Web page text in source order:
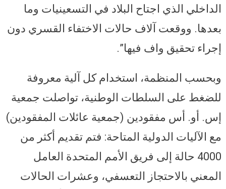
الداخلي الذي اجتاح البلاد في التسعينيات وما
بعدها. ووقعت آلاف حالات الاختفاء القسري دون
إجراء تحقيق واف فيها”.
وبحسب المنظمة، استخدام كل آلية معروفة
للضغط على السلطات الوطنية، تواصلت جمعية
إس. أو. أس مفقودين (جمعية عائلات المفقودين)
مع الآليات الدولية المتاحة: فتم تقديم أكثر من
4000 حالة إلى فريق الأمم المتحدة العامل
المعني بالاحتجاز التعسفي، وعشرات الحالات